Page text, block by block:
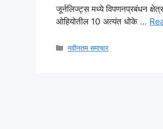
जूर्नलिज्ट्स मध्ये विपणनप्रबंधन
ओहियोतील 10 अत्यंत धोके …
Categories
नवीनतम समाचार